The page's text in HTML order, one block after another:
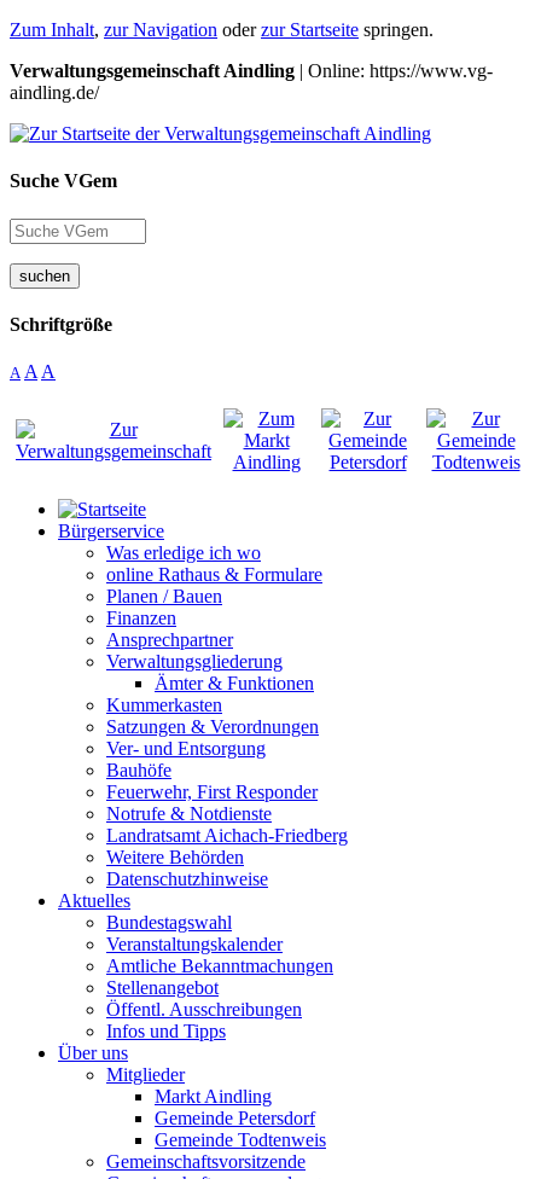
Zum Inhalt, zur Navigation oderzur Startseite springen.
Verwaltungsgemeinschaft Aindling | Online: https://www.vg-
aindling.de/
Suche VGem
suchen
Schriftgröße
A A A
Bürgerservice
Was erledige ich wo
online Rathaus & Formulare
Planen / Bauen
Finanzen
Ansprechpartner
Verwaltungsgliederung
Ämter & Funktionen
Kummerkasten
Satzungen & Verordnungen
Ver- und Entsorgung
Bauhöfe
Feuerwehr, First Responder
Notrufe & Notdienste
Landratsamt Aichach-Friedberg
Weitere Behörden
Datenschutzhinweise
Aktuelles
Bundestagswahl
Veranstaltungskalender
Amtliche Bekanntmachungen
Stellenangebot
Öffentl. Ausschreibungen
Infos und Tipps
Über uns
Mitglieder
Markt Aindling
Gemeinde Petersdorf
Gemeinde Todtenweis
Gemeinschaftsvorsitzende